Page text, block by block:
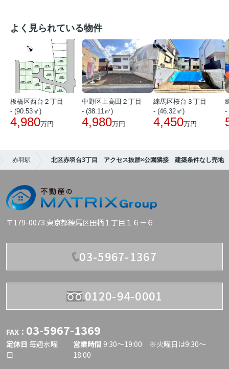
よく見られている物件
板橋区西台２丁目
- (90.53㎡)
4,980万円
中野区上高田２丁目
- (38.11㎡)
4,980万円
練馬区桜台３丁目
- (46.32㎡)
4,450万円
-
赤羽駅 北区赤羽台3丁目 アクセス抜群×公園隣接 建築条件なし売地
〒179-0073 東京都練馬区田柄１丁目１６－６
03-5967-1367
0120-94-0001
FAX： 03-5967-1369
定休日 毎週水曜
日
営業時間 9:30〜19:00 ※火曜日は9:30～
18:00